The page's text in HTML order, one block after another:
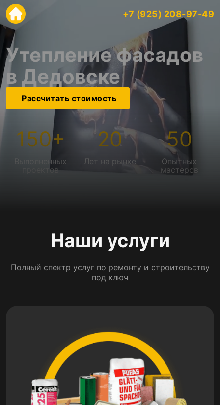
+7 (925) 208-97-49
Утепление фасадов
в Дедовске
Рассчитать стоимость
150+
Выполненных
проектов
20
Лет на рынке
50
Опытных
мастеров
Наши услуги
Полный спектр услуг по ремонту и строительству
под ключ